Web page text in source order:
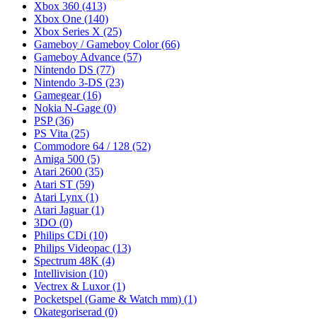
Xbox 360 (413)
Xbox One (140)
Xbox Series X (25)
Gameboy / Gameboy Color(66)
Gameboy Advance (57)
Nintendo DS (77)
Nintendo 3-DS (23)
Gamegear(16)
Nokia N-Gage (0)
PSP(36)
PS Vita (25)
Commodore 64 / 128 (52)
Amiga 500 (5)
Atari 2600 (35)
Atari ST (59)
Atari Lynx (1)
Atari Jaguar(1)
3DO (0)
Philips CDi (10)
Philips Videopac (13)
Spectrum 48K (4)
Intellivision (10)
Vectrex & Luxor(1)
Pocketspel (Game & Watch mm) (1)
Okategoriserad (0)